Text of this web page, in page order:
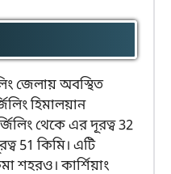
জেলায় অবস্থিত
হিমালয়ান
থেকে এর দূরত্ব 32
51 কিমি। এটি
শহরও। কার্শিয়াং